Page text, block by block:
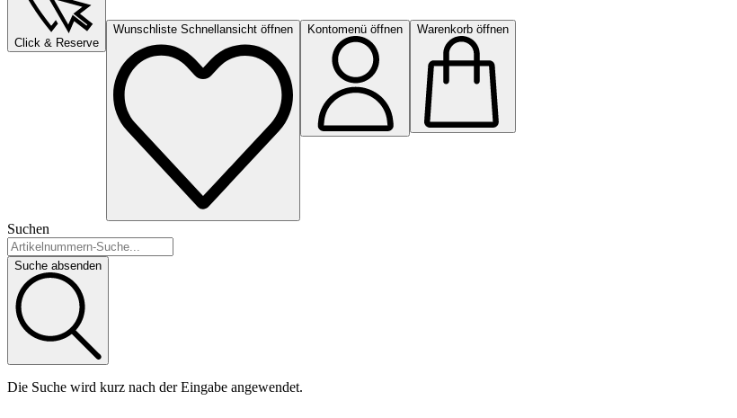
Click & Reserve
Wunschliste Schnellansicht öffnen Kontomenü öffnen Warenkorb öffnen
Suchen
Suche absenden
Die Suche wird kurz nach der Eingabe angewendet.